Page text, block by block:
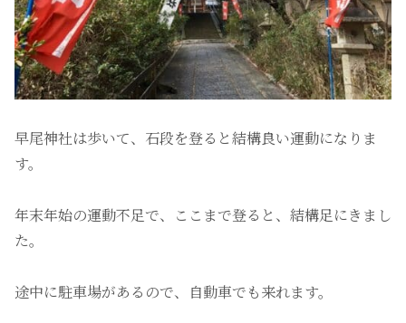
早尾神社は歩いて、石段を登ると結構良い運動になりま
す。
年末年始の運動不足で、ここまで登ると、結構足にきまし
た。
途中に駐車場があるので、自動車でも来れます。